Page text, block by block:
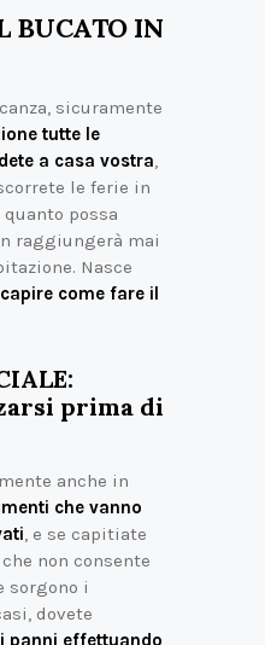
BUCATO IN
sicuramente
tutte le
a casa vostra
le ferie in
quanto possa
raggiungerà mai
Nasce
capire come fare il
prima di
anche in
che vanno
, e se capitiate
non consente
sorgono i
dovete
panni effettuando